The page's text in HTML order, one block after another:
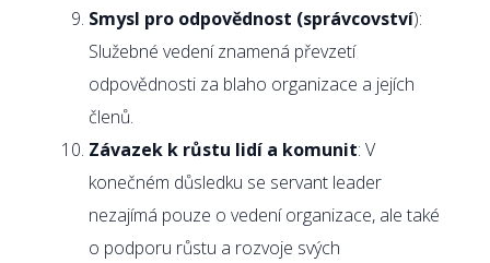
Smysl pro odpovědnost (správcovství):
Služebné vedení znamená převzetí
odpovědnosti za blaho organizace a jejích
členů.
Závazek k růstu lidí a komunit: V
konečném důsledku se servant leader
nezajímá pouze o vedení organizace, ale také
o podporu růstu a rozvoje svých